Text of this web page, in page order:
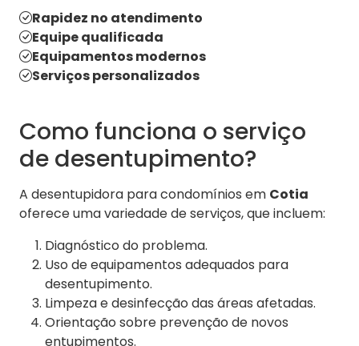
Rapidez no atendimento
Equipe qualificada
Equipamentos modernos
Serviços personalizados
Como funciona o serviço
de desentupimento?
A desentupidora para condomínios em Cotia
oferece uma variedade de serviços, que incluem:
Diagnóstico do problema.
Uso de equipamentos adequados para
desentupimento.
Limpeza e desinfecção das áreas afetadas.
Orientação sobre prevenção de novos
entupimentos.